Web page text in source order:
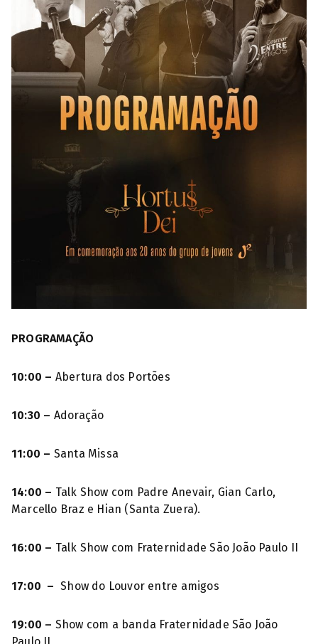
PROGRAMAÇÃO
10:00 – Abertura dos Portões
10:30 – Adoração
11:00 – Santa Missa
14:00 – Talk Show com Padre Anevair, Gian Carlo,
Marcello Braz e Hian (Santa Zuera).
16:00 – Talk Show com Fraternidade São João Paulo II
17:00 – Show do Louvor entre amigos
19:00 – Show com a banda Fraternidade São João